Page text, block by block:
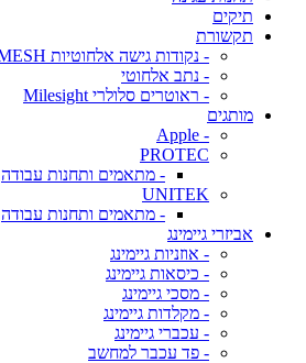
תיקים
תקשורת
- נקודות גישה אלחוטיות MESH
- נתב אלחוטי
- ראוטרים סלולרי Milesight
מותגים
- Apple
PROTEC
- מתאמים ותחנות עבודה
UNITEK
- מתאמים ותחנות עבודה
אביזרי גיימינג
- אוזניות גיימינג
- כיסאות גיימינג
- מסכי גיימינג
- מקלדות גיימינג
- עכברי גיימינג
- פד עכבר למחשב